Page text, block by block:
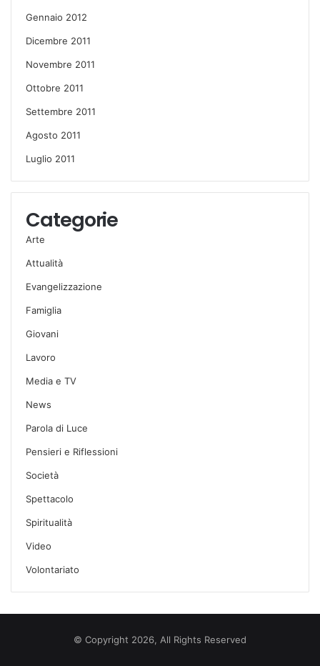
Gennaio 2012
Dicembre 2011
Novembre 2011
Ottobre 2011
Settembre 2011
Agosto 2011
Luglio 2011
Categorie
Arte
Attualità
Evangelizzazione
Famiglia
Giovani
Lavoro
Media e TV
News
Parola di Luce
Pensieri e Riflessioni
Società
Spettacolo
Spiritualità
Video
Volontariato
© Copyright 2026, All Rights Reserved